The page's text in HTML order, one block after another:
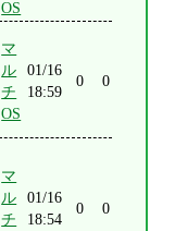
OS
マ
ル
チ
OS
01/16
18:59
0 0
マ
ル
チ
01/16
18:54
0 0